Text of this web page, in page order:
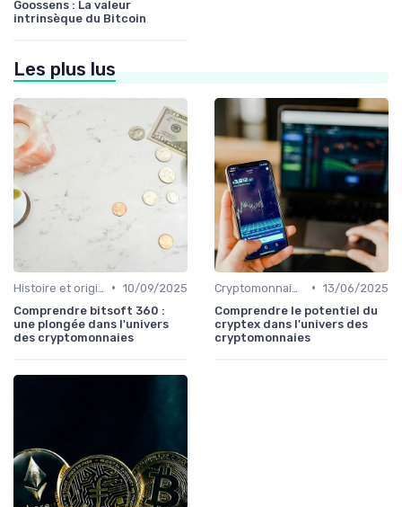
Goossens : La valeur
intrinsèque du Bitcoin
Les plus lus
• 10/09/2025
Comprendre bitsoft 360 :
une plongée dans l'univers
des cryptomonnaies
• 13/06/2025
Comprendre le potentiel du
cryptex dans l'univers des
cryptomonnaies